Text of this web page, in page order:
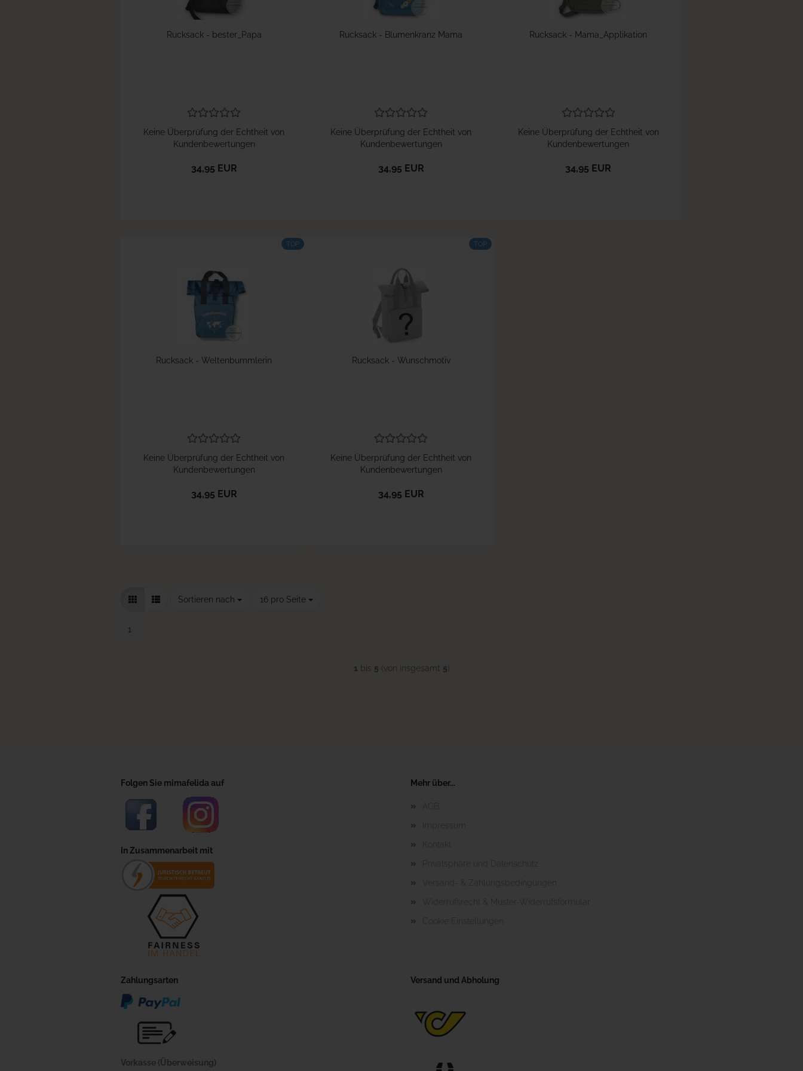
Rucksack - bester_Papa
Keine Überprüfung der Echtheit von
Kundenbewertungen
34,95 EUR
Rucksack - Blumenkranz Mama
Keine Überprüfung der Echtheit von
Kundenbewertungen
34,95 EUR
Rucksack - Mama_Applikation
Keine Überprüfung der Echtheit von
Kundenbewertungen
34,95 EUR
TOP
Rucksack - Weltenbummlerin
Keine Überprüfung der Echtheit von
Kundenbewertungen
34,95 EUR
TOP
Rucksack - Wunschmotiv
Keine Überprüfung der Echtheit von
Kundenbewertungen
34,95 EUR
Sortieren nach
Sortieren nach 16 pro Seite
pro Seite
1
1 bis 5 (von insgesamt 5)
Folgen Sie mimafelida auf
In Zusammenarbeit mit
Mehr über...
Impressum
Kontakt
Privatsphäre und Datenschutz
Versand- & Zahlungsbedingungen
Widerrufsrecht & Muster-Widerrufsformular
Cookie Einstellungen
Zahlungsarten
Vorkasse (Überweisung)
Versand und Abholung